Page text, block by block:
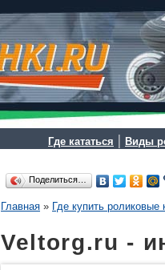
Где кататься | Виды
Поделиться…
Главная » Где купить роликовые
Veltorg.ru -